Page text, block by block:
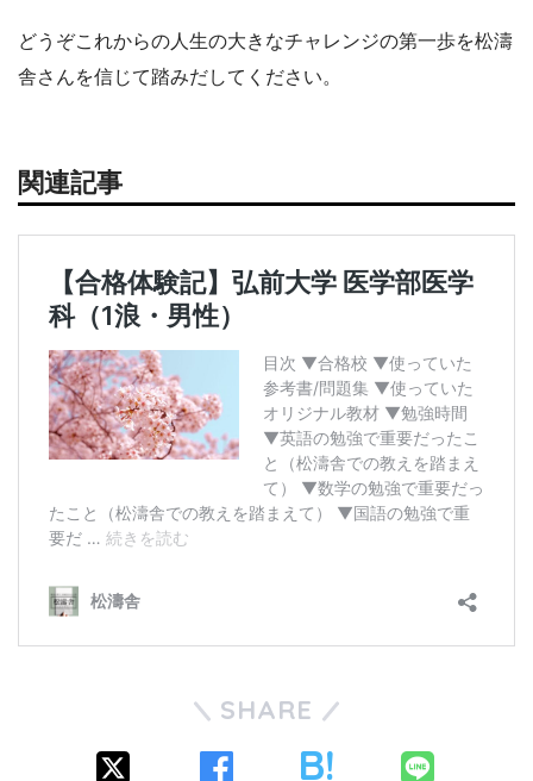
どうぞこれからの人生の大きなチャレンジの第一歩を松濤
舎さんを信じて踏みだしてください。
関連記事
SHARE